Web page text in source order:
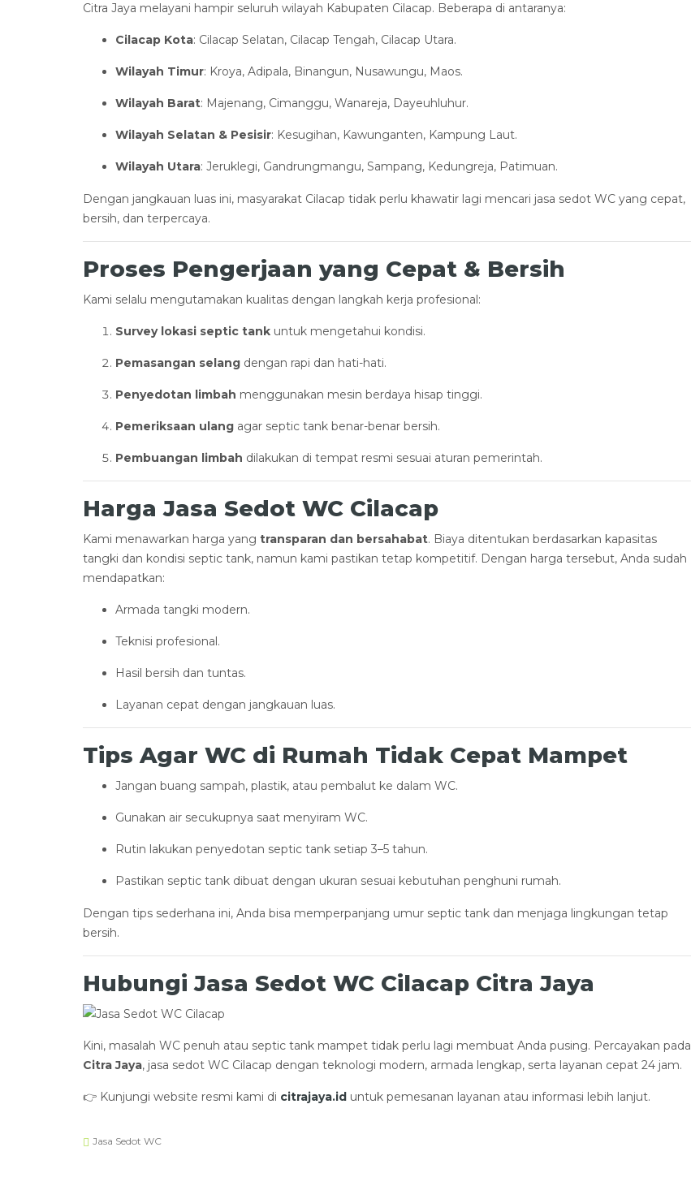
Citra Jaya melayani hampir seluruh wilayah Kabupaten Cilacap. Beberapa di antaranya:
Cilacap Kota: Cilacap Selatan, Cilacap Tengah, Cilacap Utara.
Wilayah Timur: Kroya, Adipala, Binangun, Nusawungu, Maos.
Wilayah Barat: Majenang, Cimanggu, Wanareja, Dayeuhluhur.
Wilayah Selatan & Pesisir: Kesugihan, Kawunganten, Kampung Laut.
Wilayah Utara: Jeruklegi, Gandrungmangu, Sampang, Kedungreja, Patimuan.
Dengan jangkauan luas ini, masyarakat Cilacap tidak perlu khawatir lagi mencari jasa sedot WC yang cepat,
bersih, dan terpercaya.
Proses Pengerjaan yang Cepat & Bersih
Kami selalu mengutamakan kualitas dengan langkah kerja profesional:
Survey lokasi septic tank untuk mengetahui kondisi.
Pemasangan selang dengan rapi dan hati-hati.
Penyedotan limbah menggunakan mesin berdaya hisap tinggi.
Pemeriksaan ulang agar septic tank benar-benar bersih.
Pembuangan limbah dilakukan di tempat resmi sesuai aturan pemerintah.
Harga Jasa Sedot WC Cilacap
Kami menawarkan harga yang transparan dan bersahabat. Biaya ditentukan berdasarkan kapasitas
tangki dan kondisi septic tank, namun kami pastikan tetap kompetitif. Dengan harga tersebut, Anda sudah
mendapatkan:
Armada tangki modern.
Teknisi profesional.
Hasil bersih dan tuntas.
Layanan cepat dengan jangkauan luas.
Tips Agar WC di Rumah Tidak Cepat Mampet
Jangan buang sampah, plastik, atau pembalut ke dalam WC.
Gunakan air secukupnya saat menyiram WC.
Rutin lakukan penyedotan septic tank setiap 3–5 tahun.
Pastikan septic tank dibuat dengan ukuran sesuai kebutuhan penghuni rumah.
Dengan tips sederhana ini, Anda bisa memperpanjang umur septic tank dan menjaga lingkungan tetap
bersih.
Hubungi Jasa Sedot WC Cilacap Citra Jaya
Kini, masalah WC penuh atau septic tank mampet tidak perlu lagi membuat Anda pusing. Percayakan pada
Citra Jaya, jasa sedot WC Cilacap dengan teknologi modern, armada lengkap, serta layanan cepat 24 jam.
👉 Kunjungi website resmi kami di citrajaya.id untuk pemesanan layanan atau informasi lebih lanjut.
Jasa Sedot WC